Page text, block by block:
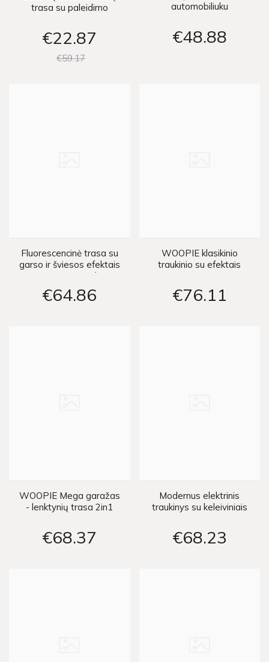
trasa su paleidimo
€22 87
€5917
automobiliuku
€48 88
Fluorescencinė trasa su
garso ir šviesos efektais
656 cm + priedai
€64 86
WOOPIE klasikinio
traukinio su efektais
€76 11
WOOPIE Mega garažas
- lenktynių trasa 2in1
€68 37
Modernus elektrinis
traukinys su keleiviniais
€68 23